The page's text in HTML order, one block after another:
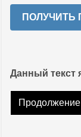
ПОЛУЧИТЬ
Данный текст